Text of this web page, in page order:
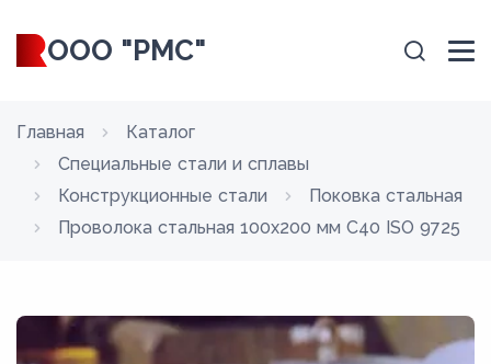
ООО "РМС"
Главная
Каталог
Специальные стали и сплавы
Конструкционные стали
Поковка стальная
Проволока стальная 100х200 мм C40 ISO 9725